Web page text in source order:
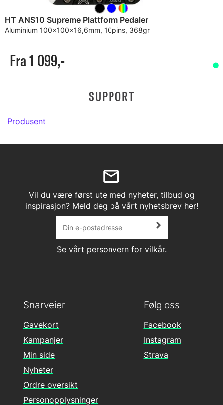
HT ANS10 Supreme Plattform Pedaler
Aluminium 100x100x16,6mm, 10pins, 368gr
Fra 1 099,-
SUPPORT
Produsent
Vil du være først ute med nyheter, tilbud og
inspirasjon? Meld deg på vårt nyhetsbrev her!
Se vårt personvernfor vilkår.
Følg oss
Facebook
Instagram
Strava
Snarveier
Gavekort
Kampanjer
Min side
Nyheter
Ordre oversikt
Personopplysninger